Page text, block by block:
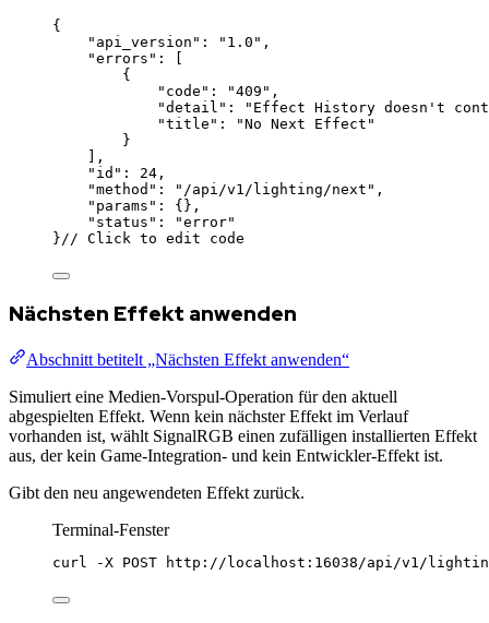
{
"api_version" : " 1.0 " ,
"errors" : [
{
"code" : "409 " ,
"detail" : " Effect History doesn't
"title" : "No Next Effect "
}
],
"id" : 24 ,
"method" : " /api/v1/lighting/next " ,
"params" : {},
"status" : "error"
} // Click to edit code
Nächsten Effekt anwenden
Abschnitt betitelt „Nächsten Effekt anwenden“
Simuliert eine Medien-Vorspul-Operation für den aktuell
abgespielten Effekt. Wenn kein nächster Effekt im Verlauf
vorhanden ist, wählt SignalRGB einen zufälligen installierten Effekt
aus, der kein Game-Integration- und kein Entwickler-Effekt ist.
Gibt den neu angewendeten Effekt zurück.
Terminal-Fenster
curl -X POST http://localhost:16038/api/v1/